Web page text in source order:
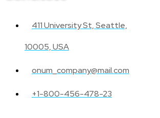
411 University St, Seattle,
10005, USA
onum_company@mail.com
+1-800-456-478-23